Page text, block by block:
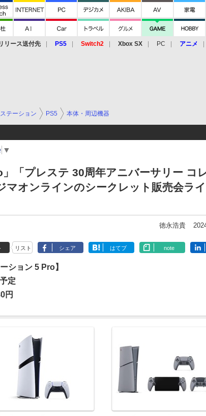
リース送付先 PS5 Switch2 Xbox SX PC アニメ
テーション PS5 本体・周辺機器
▼
」「プレステ 30周年アニバーサリー コ
マオンラインのシークレット販売会ラ
徳永浩貴
リスト シェア はてブ note
ション 5 Pro】
定
円